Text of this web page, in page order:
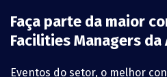
Faça parte da maior
Facilities Managers da
Eventos do setor, o melhor